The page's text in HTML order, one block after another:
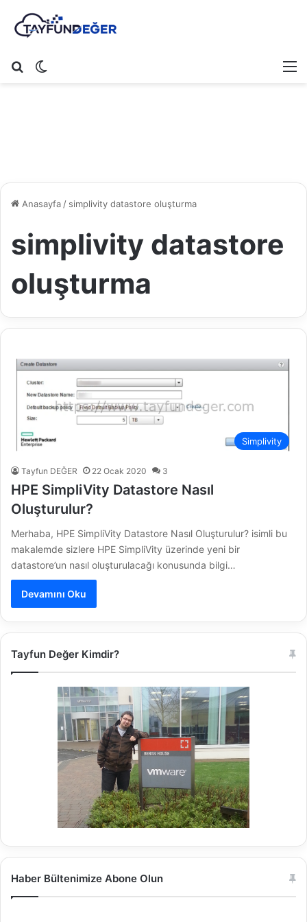
Arama yap ...
Anasayfa/ simplivity datastore oluşturma
simplivity datastore
oluşturma
Simplivity
Tayfun DEĞER 22 Ocak 2020 3
HPE SimpliVity Datastore Nasıl
Oluşturulur?
Merhaba, HPE SimpliVity Datastore Nasıl Oluşturulur? isimli bu
makalemde sizlere HPE SimpliVity üzerinde yeni bir
datastore’un nasıl oluşturulacağı konusunda bilgi…
Devamını Oku
Tayfun Değer Kimdir?
Haber Bültenimize Abone Olun